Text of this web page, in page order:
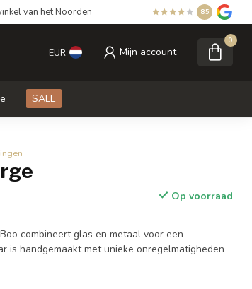
van het Noorden 8.5
EUR Mijn account
0
SALE
Op voorraad
combineert glas en metaal voor een
is handgemaakt met unieke onregelmatigheden